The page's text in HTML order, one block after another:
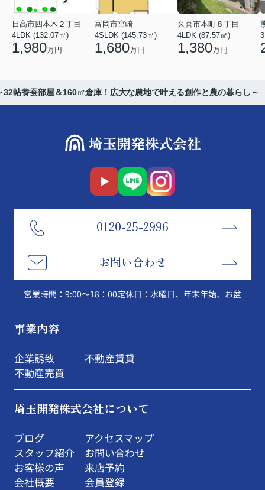
日高市四本木２丁目
4LDK (132.07㎡)
1,980万円
富岡市宮崎
4SLDK (145.73㎡)
1,680万円
久喜市本町８丁目
4LDK (87.57㎡)
1,380万円
帖養蚕部屋＆160㎡倉庫！広大な農地で叶える創作と農の暮らし～
0120-25-2996
お問い合わせ
営業時間：9:00～18：00定休日：水曜日、年末年始、お盆
事業内容
企業誘致
不動産売買
不動産賃貸
埼玉開発株式会社について
ブログ
スタッフ紹介
お客様の声
会社概要
アクセスマップ
お問い合わせ
来店予約
会員登録